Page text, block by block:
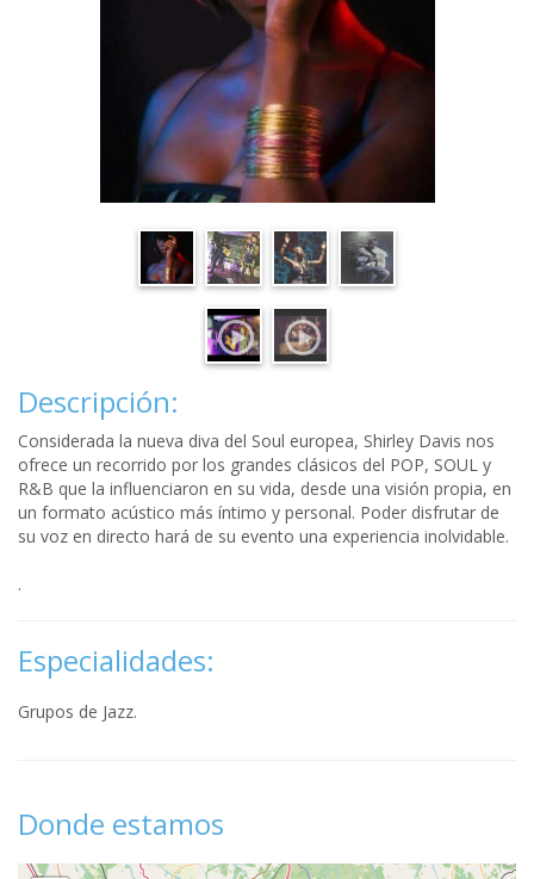
Descripción:
Considerada la nueva diva del Soul europea, Shirley Davis nos
ofrece un recorrido por los grandes clásicos del POP, SOUL y
R&B que la influenciaron en su vida, desde una visión propia, en
un formato acústico más íntimo y personal. Poder disfrutar de
su voz en directo hará de su evento una experiencia inolvidable.
.
Especialidades:
Grupos de Jazz.
Donde estamos